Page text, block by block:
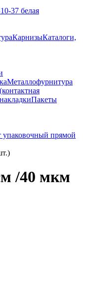
37 белая
КарнизыКаталоги,
Металлофурнитура
Пакеты
упаковочный прямой
/40 мкм